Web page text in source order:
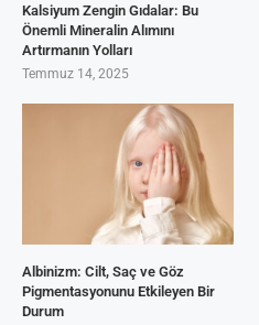
Kalsiyum Zengin Gıdalar: Bu
Önemli Mineralin Alımını
Artırmanın Yolları
Temmuz 14, 2025
Albinizm: Cilt, Saç ve Göz
Pigmentasyonunu Etkileyen Bir
Durum